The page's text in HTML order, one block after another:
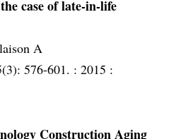
case of late-in-life
A
576-601. : 2015 :
Construction Aging